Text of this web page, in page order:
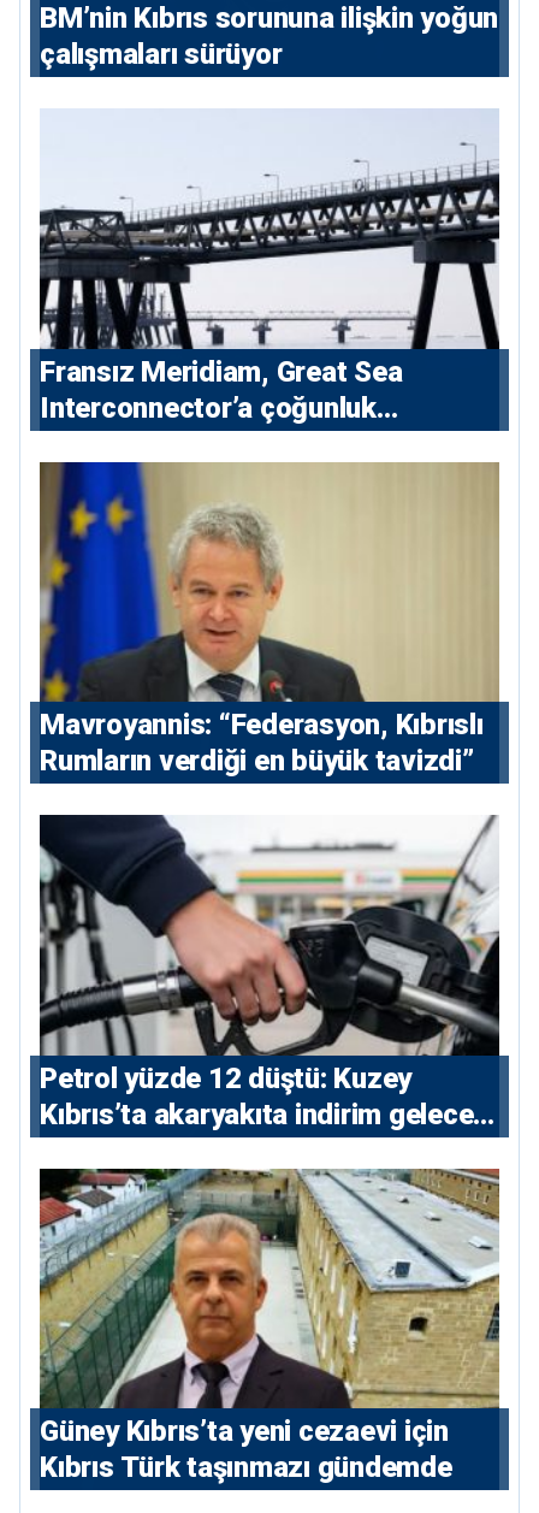
BM’nin Kıbrıs sorununa ilişkin yoğun
çalışmaları sürüyor
Fransız Meridiam, Great Sea
Interconnector’a çoğunluk
Mavroyannis: “Federasyon, Kıbrıslı
Rumların verdiği en büyük tavizdi”
Petrol yüzde 12 düştü: Kuzey
Kıbrıs’ta akaryakıta indirim gelecek
Güney Kıbrıs’ta yeni cezaevi için
Kıbrıs Türk taşınmazı gündemde